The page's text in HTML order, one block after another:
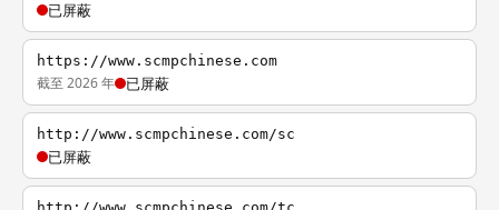
已屏蔽
https://www.scmpchinese.com
截至 2026 年 已屏蔽
http://www.scmpchinese.com/sc
已屏蔽